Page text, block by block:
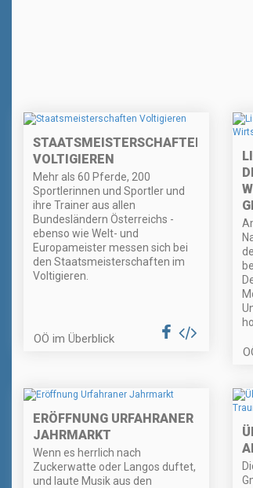
STAATSMEISTERSCHAFTEN
VOLTIGIEREN
Mehr als 60 Pferde, 200
Sportlerinnen und Sportler und
ihre Trainer aus allen
Bundesländern Österreichs -
ebenso wie Welt- und
Europameister messen sich bei
den Staatsmeisterschaften im
Voltigieren.
OÖ im Überblick
ERÖFFNUNG URFAHRANER
JAHRMARKT
Wenn es herrlich nach
Zuckerwatte oder Langos duftet,
und laute Musik aus den